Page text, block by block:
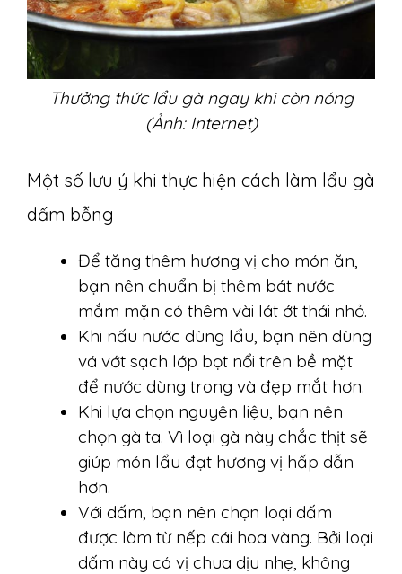
Thưởng thức lẩu gà ngay khi còn nóng
(Ảnh: Internet)
Một số lưu ý khi thực hiện cách làm lẩu gà
dấm bỗng
Để tăng thêm hương vị cho món ăn,
bạn nên chuẩn bị thêm bát nước
mắm mặn có thêm vài lát ớt thái nhỏ.
Khi nấu nước dùng lẩu, bạn nên dùng
vá vớt sạch lớp bọt nổi trên bề mặt
để nước dùng trong và đẹp mắt hơn.
Khi lựa chọn nguyên liệu, bạn nên
chọn gà ta. Vì loại gà này chắc thịt sẽ
giúp món lẩu đạt hương vị hấp dẫn
hơn.
Với dấm, bạn nên chọn loại dấm
được làm từ nếp cái hoa vàng. Bởi loại
dấm này có vị chua dịu nhẹ, không